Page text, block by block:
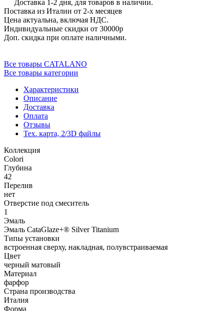
Доставка 1-2 дня, для товаров в наличии.
Поставка из Италии от 2-х месяцев
Цена актуальна, включая НДС.
Индивидуальные скидки от 30000р
Доп. скидка при оплате наличными.
Все товары CATALANO
Все товары категории
Характеристики
Описание
Доставка
Оплата
Отзывы
Тех. карта, 2/3D файлы
Коллекция
Colori
Глубина
42
Перелив
нет
Отверстие под смеситель
1
Эмаль
Эмаль CataGlaze+® Silver Titanium
Типы установки
встроенная сверху, накладная, полувстраиваемая
Цвет
черный матовый
Материал
фарфор
Страна производства
Италия
Форма